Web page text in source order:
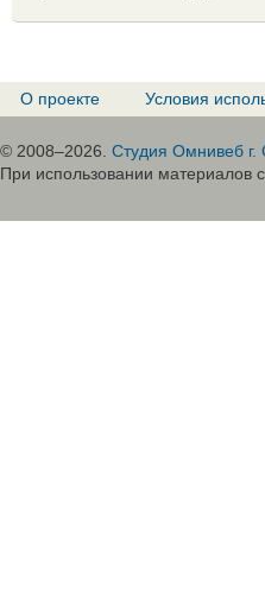
О проекте Условия
© 2008–2026. Студия Омнивеб г.
При использовании материалов